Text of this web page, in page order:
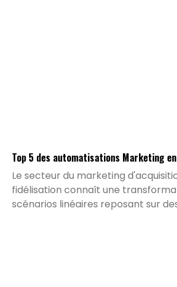
Top 5 des automatisations Marketing
Le secteur du marketing
fidélisation connaît une
scénarios linéaires reposant sur